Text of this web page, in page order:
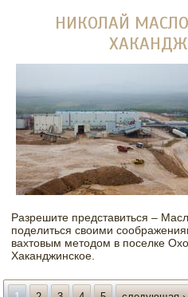
НИКОЛАЙ
Разрешите представиться –
поделиться своими
вахтовым методом в поселке
Хаканджинское.
Страницы